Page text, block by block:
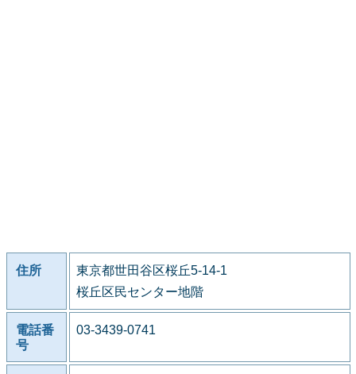
住所
東京都世田谷区桜丘5-14-1
桜丘区民センター地階
電話番
号
03-3439-0741